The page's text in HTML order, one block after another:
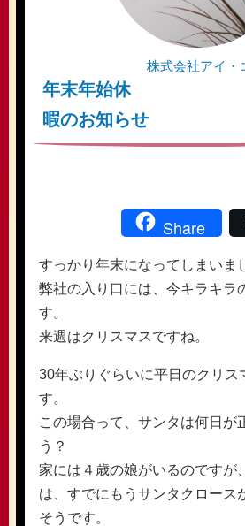
株式会社アイ・
年末年始休
暇のお知らせ
Share
すっかり年末になってしまいま
弊社の入り口には、今キラキラ
す。
来週はクリスマスですね。
30年ぶりぐらいに平日のクリス
す。
この場合って、サンタは何日が
う？
家には４歳の娘がいるのですが
は、すでにもうサンタクロース
そうです。